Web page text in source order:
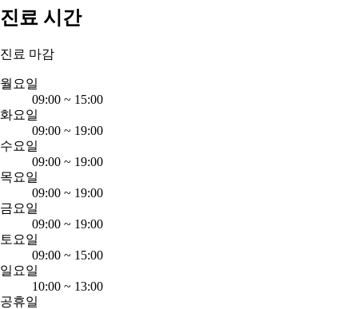
진료 시간
진료 마감
월요일
09:00 ~ 15:00
화요일
09:00 ~ 19:00
수요일
09:00 ~ 19:00
목요일
09:00 ~ 19:00
금요일
09:00 ~ 19:00
토요일
09:00 ~ 15:00
일요일
10:00 ~ 13:00
공휴일